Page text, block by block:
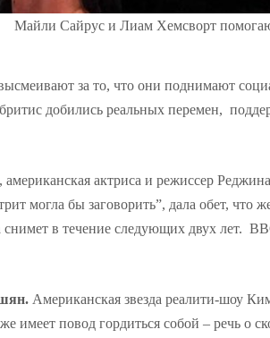
Майли Сайрус и Лиам Хемсворт
высмеивают за то, что они поднимают
добились реальных перемен,
американская актриса и режиссер
могла бы заговорить”, дала обет, что
в течение следующих двух лет.
Американская звезда реалити-шоу
имеет повод гордиться собой – речь о